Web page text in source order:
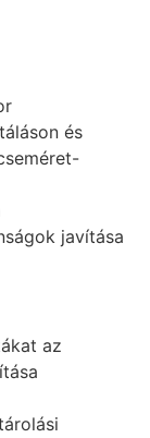
és
javítása
az